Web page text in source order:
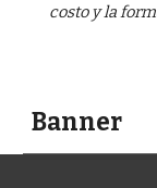
costo y la
Banner